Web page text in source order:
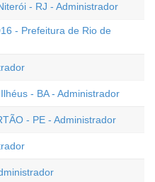
- RJ - Administrador
- Prefeitura de Rio de
- BA - Administrador
- PE - Administrador